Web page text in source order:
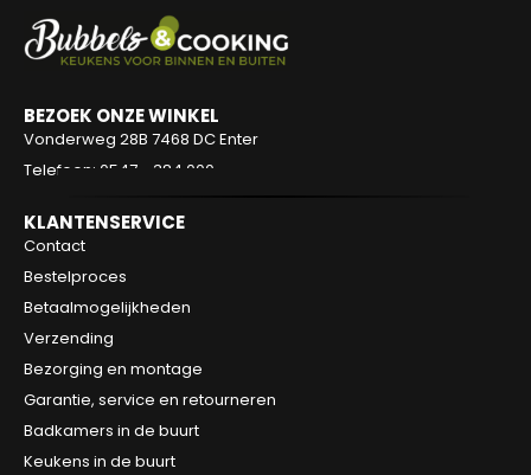
BEZOEK ONZE WINKEL
Vonderweg 28B 7468 DC Enter
Telefoon: 0547 - 384 000
KLANTENSERVICE
Contact
Bestelproces
Betaalmogelijkheden
Verzending
Bezorging en montage
Garantie, service en retourneren
Badkamers in de buurt
Keukens in de buurt